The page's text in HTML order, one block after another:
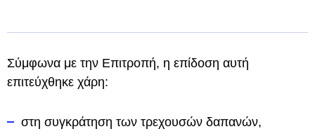
Σύμφωνα με την Επιτροπή, η επίδοση αυτή
επιτεύχθηκε χάρη:
στη συγκράτηση των τρεχουσών δαπανών,